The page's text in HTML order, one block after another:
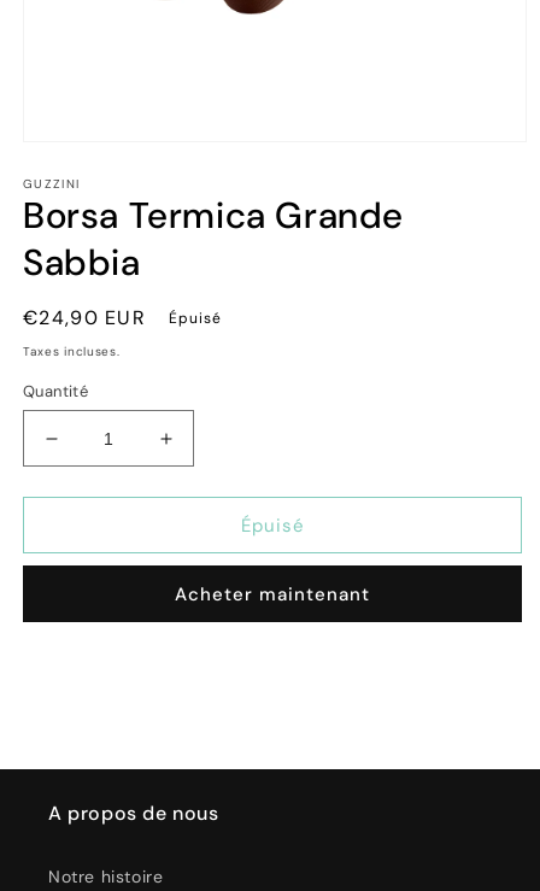
média
1
dans
fenêtre
modale
GUZZINI
Borsa Termica Grande
Sabbia
Prix
habituel
€24,90 EUR Épuisé
Taxes incluses.
Quantité
Réduire
la
quantité
Borsa
Sabbia
Augmenter
la
quantité
Borsa
Grande
Sabbia
Épuisé
Acheter maintenant
A propos de nous
Notre histoire